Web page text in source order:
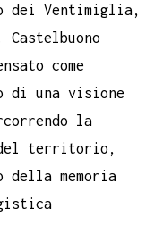
dei Ventimiglia,
Castelbuono
come
una visione
la
territorio,
memoria